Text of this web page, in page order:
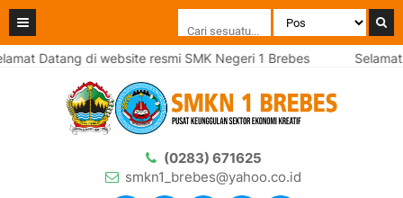
Datang di website resmi SMK Negeri 1 Brebes Selamat
(0283) 671625
smkn1_brebes@yahoo.co.id